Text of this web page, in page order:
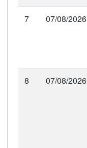
7 07/08/2026
8 07/08/2026